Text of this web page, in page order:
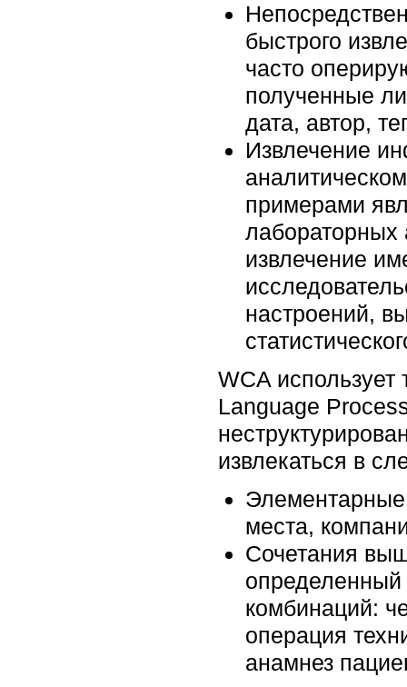
быстрого
часто
полученные
дата, автор,
Извлечение
примерами
лабораторных
извлечение
настроений,
WCA использует
Language
извлекаться в
места,
Сочетания
комбинаций:
операция
анамнез